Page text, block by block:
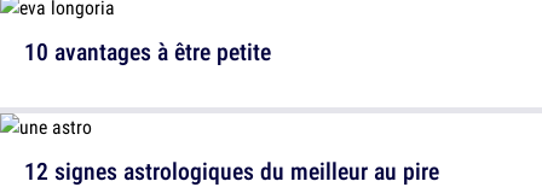
10 avantages à être petite
12 signes astrologiques du meilleur au pire